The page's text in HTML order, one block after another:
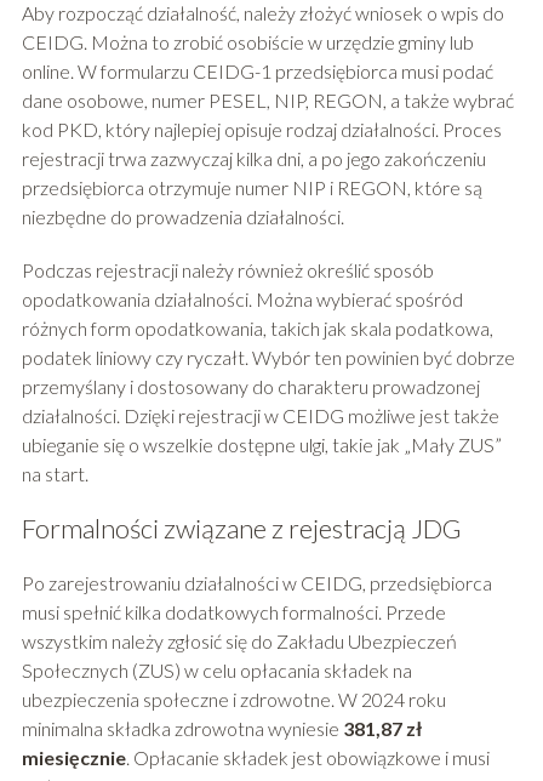
Aby rozpocząć działalność, należy złożyć wniosek o wpis do
CEIDG. Można to zrobić osobiście w urzędzie gminy lub
online. W formularzu CEIDG-1 przedsiębiorca musi podać
dane osobowe, numer PESEL, NIP, REGON, a także wybrać
kod PKD, który najlepiej opisuje rodzaj działalności. Proces
rejestracji trwa zazwyczaj kilka dni, a po jego zakończeniu
przedsiębiorca otrzymuje numer NIP i REGON, które są
niezbędne do prowadzenia działalności.
Podczas rejestracji należy również określić sposób
opodatkowania działalności. Można wybierać spośród
różnych form opodatkowania, takich jak skala podatkowa,
podatek liniowy czy ryczałt. Wybór ten powinien być dobrze
przemyślany i dostosowany do charakteru prowadzonej
działalności. Dzięki rejestracji w CEIDG możliwe jest także
ubieganie się o wszelkie dostępne ulgi, takie jak „Mały ZUS”
na start.
Formalności związane z rejestracją JDG
Po zarejestrowaniu działalności w CEIDG, przedsiębiorca
musi spełnić kilka dodatkowych formalności. Przede
wszystkim należy zgłosić się do Zakładu Ubezpieczeń
Społecznych (ZUS) w celu opłacania składek na
ubezpieczenia społeczne i zdrowotne. W 2024 roku
minimalna składka zdrowotna wyniesie 381,87 zł
miesięcznie. Opłacanie składek jest obowiązkowe i musi